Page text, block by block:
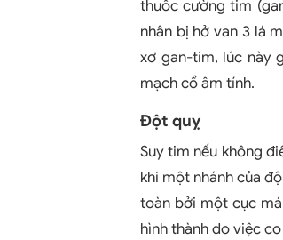
thuốc cường tim
nhân bị hở van 3 lá
xơ gan-tim, lúc này
mạch cổ âm tính.
Đột quỵ
Suy tim nếu không
khi một nhánh của
toàn bởi một cục
hình thành do việc